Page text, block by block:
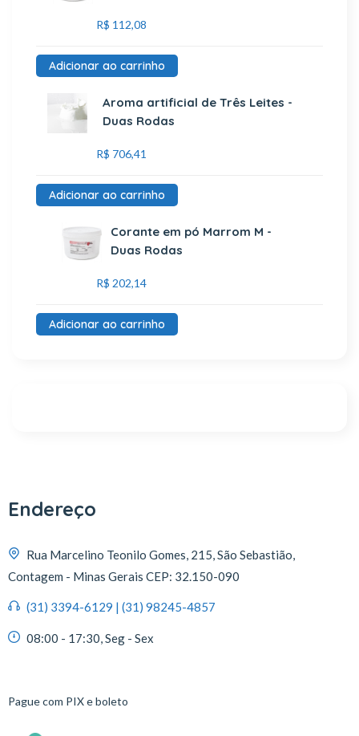
R$ 112,08
Adicionar ao carrinho
Aroma artificial de Três Leites -
Duas Rodas
R$ 706,41
Adicionar ao carrinho
Corante em pó Marrom M -
Duas Rodas
R$ 202,14
Adicionar ao carrinho
Endereço
Rua Marcelino Teonilo Gomes, 215, São Sebastião,
Contagem - Minas Gerais CEP: 32.150-090
(31) 3394-6129 | (31) 98245-4857
08:00 - 17:30, Seg - Sex
Pague com PIX e boleto